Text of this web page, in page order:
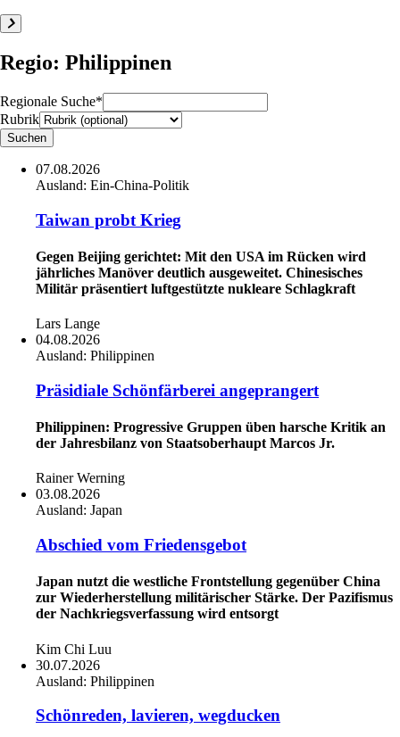
Regio: Philippinen
Regionale Suche*
Rubrik
07.08.2026
Ausland: Ein-China-Politik
Taiwan probt Krieg
Gegen Beijing gerichtet: Mit den USA im Rücken wird
jährliches Manöver deutlich ausgeweitet. Chinesisches
Militär präsentiert luftgestützte nukleare Schlagkraft
Lars Lange
04.08.2026
Ausland: Philippinen
Präsidiale Schönfärberei angeprangert
Philippinen: Progressive Gruppen üben harsche Kritik an
der Jahresbilanz von Staatsoberhaupt Marcos Jr.
Rainer Werning
03.08.2026
Ausland: Japan
Abschied vom Friedensgebot
Japan nutzt die westliche Frontstellung gegenüber China
zur Wiederherstellung militärischer Stärke. Der Pazifismus
der Nachkriegsverfassung wird entsorgt
Kim Chi Luu
30.07.2026
Ausland: Philippinen
Schönreden, lavieren, wegducken